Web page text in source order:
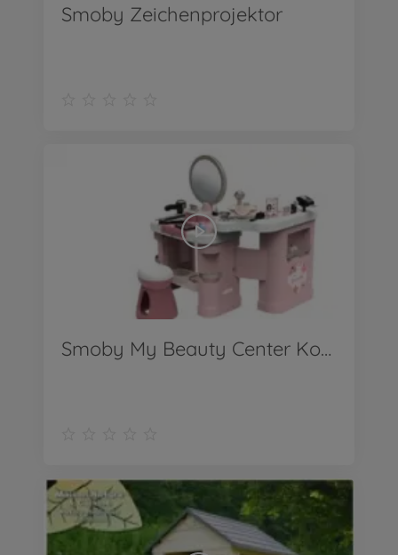
Smoby Zeichenprojektor
Smoby My Beauty Center Kosmetikstudio